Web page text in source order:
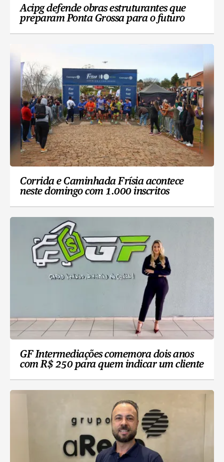
Acipg defende obras estruturantes que
preparam Ponta Grossa para o futuro
Corrida e Caminhada Frísia acontece
neste domingo com 1.000 inscritos
GF Intermediações comemora dois anos
com R$ 250 para quem indicar um cliente